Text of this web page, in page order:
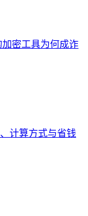
密工具为何成诈
计算方式与省钱